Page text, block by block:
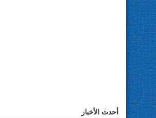
أحدث الأخبار